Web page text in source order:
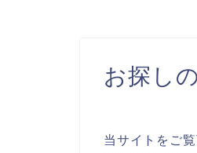
お探し
当サイトをご